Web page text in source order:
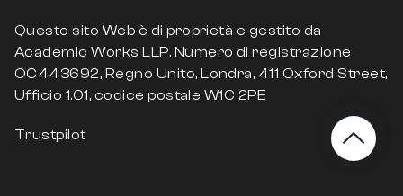
Questo sito Web è di proprietà e gestito da
Academic Works LLP. Numero di registrazione
OC443692, Regno Unito, Londra, 411 Oxford Street,
Ufficio 1.01, codice postale W1C 2PE
Trustpilot